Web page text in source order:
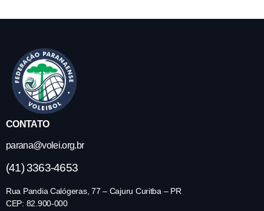
CONTATO
parana@volei.org.br
(41) 3363-4653
Rua Pandia Calógeras, 77 – Cajuru Curitba – PR
CEP: 82.900-000